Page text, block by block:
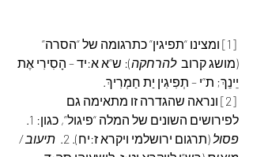
[1] ומצינו “תפיגין” כתרגומה של “הסרה”
(מושג קרוב להרחקה): ש”א א:יד – הָסִירִי אֶת
יֵינֵךְ; ת”י – תְפִיגִין יַת חַמְרִיךְ.
[2] ונראה שהגדרה זו מתאימה גם
לפירושים השונים של המלה “פיגול”, כגון: 1.
פסול (תרגום ירושלמי ויקרא ז:יח). 2.
תיעוב /